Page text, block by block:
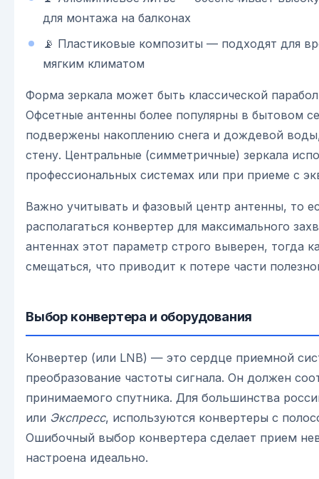
для монтажа на балконах
📡 Пластиковые композиты — подходят для
мягким климатом
Форма зеркала может быть классической
Офсетные антенны более популярны в бытовом
подвержены накоплению снега и дождевой
стену. Центральные (симметричные) зеркала
профессиональных системах или при приеме с
Важно учитывать и фазовый центр антенны, то
располагаться конвертер для максимального
антеннах этот параметр строго выверен, тогда
смещаться, что приводит к потере части
Выбор конвертера и оборудования
Конвертер (или LNB) — это сердце приемной
преобразование частоты сигнала. Он должен
принимаемого спутника. Для большинства
или Экспресс, используются конвертеры с
Ошибочный выбор конвертера сделает прием
настроена идеально.